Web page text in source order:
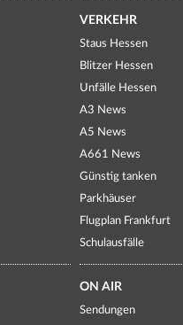
VERKEHR
Staus Hessen
Blitzer Hessen
Unfälle Hessen
A3 News
A5 News
A661 News
Günstig tanken
Parkhäuser
Flugplan Frankfurt
Schulausfälle
ON AIR
Sendungen